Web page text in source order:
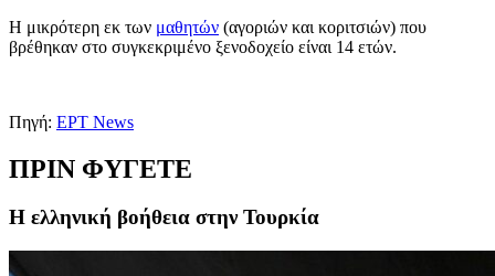
Η μικρότερη εκ των μαθητών (αγοριών και κοριτσιών) που
βρέθηκαν στο συγκεκριμένο ξενοδοχείο είναι 14 ετών.
Πηγή: ΕΡΤ News
ΠΡΙΝ ΦΥΓΕΤΕ
Η ελληνική βοήθεια στην Τουρκία